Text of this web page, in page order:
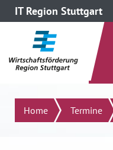
IT Region Stuttgart
direkt zum Inhalt dieser Seite
direkt zum Menü springen
Suchen
Home Termine